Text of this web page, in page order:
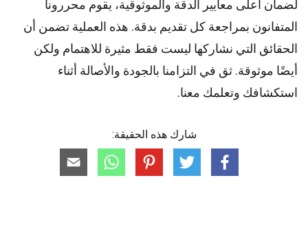
لضمان أعلى معايير الدقة والموثوقية، يقوم محررونا
المتفانون بمراجعة كل تقديم بدقة. هذه العملية تضمن أن
الحقائق التي نشاركها ليست فقط مثيرة للاهتمام ولكن
أيضًا موثوقة. ثق في التزامنا بالجودة والأصالة أثناء
استكشافك وتعلمك معنا.
شارك هذه الحقيقة: